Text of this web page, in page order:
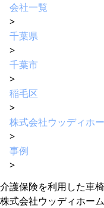
会社一覧
>
千葉県
>
千葉市
>
稲毛区
>
株式会社ウッディホ
>
事例
>
介護保険を利用した車
株式会社ウッディホー